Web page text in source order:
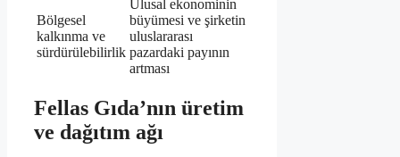
Bölgesel
kalkınma ve
sürdürülebilirlik
Ulusal ekonominin
büyümesi ve şirketin
uluslararası
pazardaki payının
artması
Fellas Gıda’nın üretim
ve dağıtım ağı